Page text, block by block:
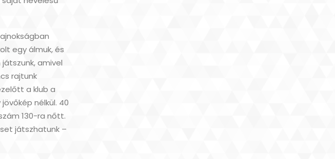
egy álmuk, és
amivel
rajtunk
a klub a
nélkül. 40
130-ra nőtt.
játszhatunk –